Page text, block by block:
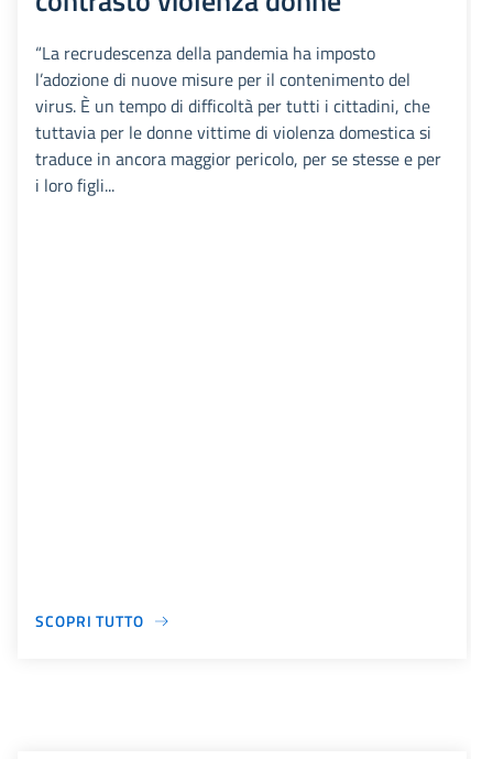
“La recrudescenza della pandemia ha imposto
l’adozione di nuove misure per il contenimento del
virus. È un tempo di difficoltà per tutti i cittadini, che
tuttavia per le donne vittime di violenza domestica si
traduce in ancora maggior pericolo, per se stesse e per
i loro figli...
SCOPRI TUTTO